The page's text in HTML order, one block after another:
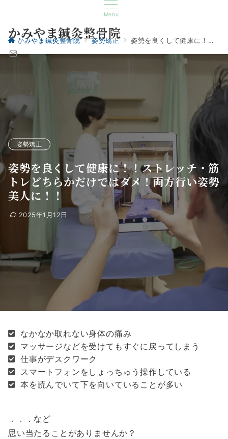
Menu
かみやま鍼灸整骨院
かみやま鍼灸整骨院 姿勢矯正 姿勢を良くして健康に！！ストレッチ・筋トレどちらかだけではダメ！両方行い姿勢美人に！！
姿勢矯正
姿勢を良くして健康に！！ストレッチ・筋
トレどちらかだけではダメ！両方行い姿勢
美人に！！
2025年1月12日
なかなか取れない身体の痛み
マッサージなどを受けてもすぐに戻ってしまう
仕事がデスクワーク
スマートフォンをしょっちゅう操作している
本を読んでいて下を向いていることが多い
．．．など
思い当たることがありませんか？